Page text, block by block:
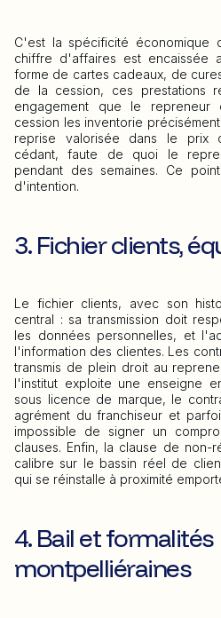
C'est la spécificité économique
chiffre d'affaires est encaissée
forme de cartes cadeaux, de
de la cession, ces prestations
engagement que le repreneur
cession les inventorie
reprise valorisée dans le prix
cédant, faute de quoi le
pendant des semaines. Ce
d'intention.
3. Fichier clients,
Le fichier clients, avec son
central : sa transmission doit
les données personnelles, et
l'information des clientes. Les
transmis de plein droit au
l'institut exploite une enseigne
sous licence de marque, le
agrément du franchiseur et
impossible de signer un
clauses. Enfin, la clause de non-
calibre sur le bassin réel de
qui se réinstalle à proximité
4. Bail et formalités
montpelliéraines